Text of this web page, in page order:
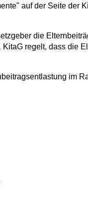
auf der Seite der
die
regelt, dass die
im